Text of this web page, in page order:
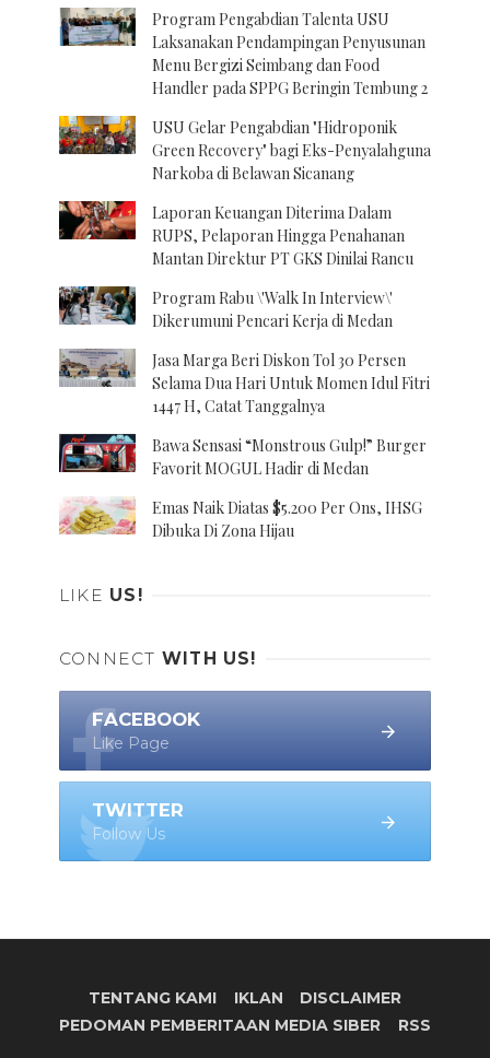
Program Pengabdian Talenta USU
Laksanakan Pendampingan Penyusunan
Menu Bergizi Seimbang dan Food
Handler pada SPPG Beringin Tembung 2
USU Gelar Pengabdian "Hidroponik
Green Recovery" bagi Eks-Penyalahguna
Narkoba di Belawan Sicanang
Laporan Keuangan Diterima Dalam
RUPS, Pelaporan Hingga Penahanan
Mantan Direktur PT GKS Dinilai Rancu
Program Rabu \'Walk In Interview\'
Dikerumuni Pencari Kerja di Medan
Jasa Marga Beri Diskon Tol 30 Persen
Selama Dua Hari Untuk Momen Idul Fitri
1447 H, Catat Tanggalnya
Bawa Sensasi “Monstrous Gulp!” Burger
Favorit MOGUL Hadir di Medan
Emas Naik Diatas $5.200 Per Ons, IHSG
Dibuka Di Zona Hijau
LIKE US!
CONNECT WITH US!
FACEBOOK
Like Page
TWITTER
Follow Us
TENTANG KAMI IKLAN
DISCLAIMER
PEDOMAN PEMBERITAAN MEDIA SIBER
RSS